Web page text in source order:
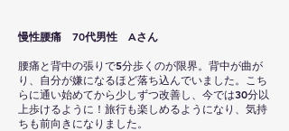
慢性腰痛 70代男性 Aさん
腰痛と背中の張りで5分歩くのが限界。背中が曲が
り、自分が嫌になるほど落ち込んでいました。こち
らに通い始めてから少しずつ改善し、今では30分以
上歩けるように！旅行も楽しめるようになり、気持
ちも前向きになりました。